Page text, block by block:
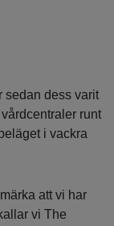
sedan dess varit
runt
i vackra
att vi har
vi The